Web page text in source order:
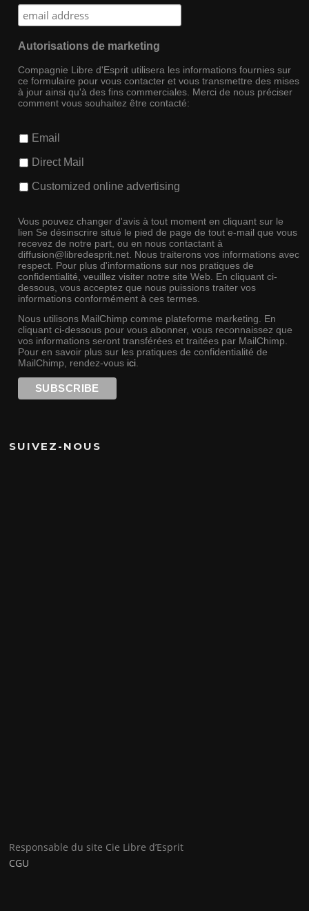
Autorisations de marketing
Compagnie Libre d'Esprit utilisera les informations fournies sur
ce formulaire pour vous contacter et vous transmettre des mises
à jour ainsi qu'à des fins commerciales. Merci de nous préciser
comment vous souhaitez être contacté:
Email
Direct Mail
Customized online advertising
Vous pouvez changer d'avis à tout moment en cliquant sur le
lien Se désinscrire situé le pied de page de tout e-mail que vous
recevez de notre part, ou en nous contactant à
diffusion@libredesprit.net. Nous traiterons vos informations avec
respect. Pour plus d'informations sur nos pratiques de
confidentialité, veuillez visiter notre site Web. En cliquant ci-
dessous, vous acceptez que nous puissions traiter vos
informations conformément à ces termes.
Nous utilisons MailChimp comme plateforme marketing. En
cliquant ci-dessous pour vous abonner, vous reconnaissez que
vos informations seront transférées et traitées par MailChimp.
Pour en savoir plus sur les pratiques de confidentialité de
MailChimp, rendez-vous ici.
SUIVEZ-NOUS
Responsable du site Cie Libre d’Esprit
CGU